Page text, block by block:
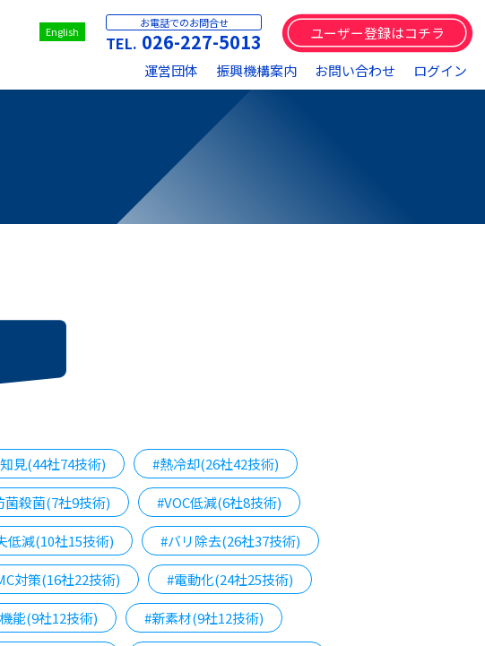
運営団体 振興機構案内 お問い合わせ ログイン
English
お電話でのお問合せ
026-227-5013 ユーザー登録はコチラ
見(44社74技術) #熱冷却(26社42技術)
菌殺菌(7社9技術) #VOC低減(6社8技術)
低減(10社15技術) #バリ除去(26社37技術)
対策(16社22技術) #電動化(24社25技術)
能(9社12技術) #新素材(9社12技術)